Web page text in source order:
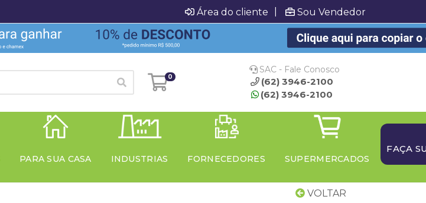
Área do cliente Sou Vendedor
0
SAC - Fale Conosco
(62) 3946-2100
(62) 3946-2100
PARA SUA CASA INDUSTRIAS FORNECEDORES SUPERMERCADOS
FAÇA
VOLTAR